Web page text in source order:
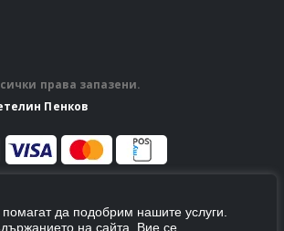
помагат да подобрим нашите услуги.
на сайта, Вие се
права запазени.
Пенков